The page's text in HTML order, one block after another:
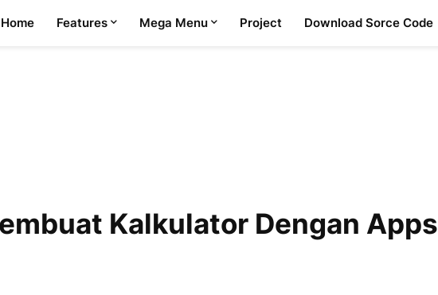
Home Features Mega Menu Project Download Sorce Code
Kalkulator Dengan Apps